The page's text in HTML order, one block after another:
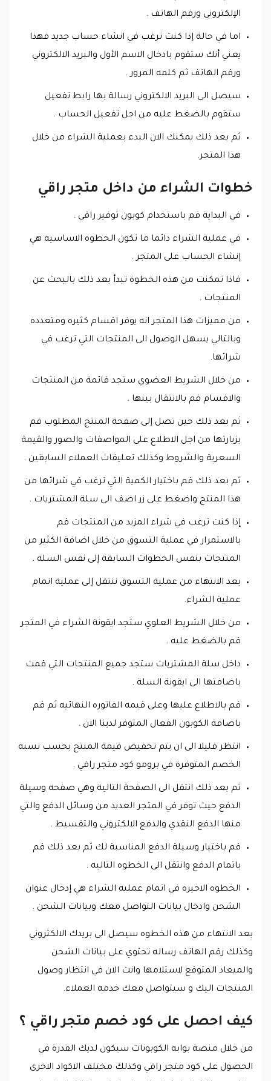
الإلكتروني ورقم الهاتف .
اما في حالة إذا كنت ترغب في انشاء حساب جديد فهذا
يعني أنك ستقوم بادخال الاسم الأول والبريد الالكتروني
ورقم الهاتف ثم كلمه المرور .
سيصل الى البريد الالكتروني رسالة بها رابط تفعيل
ستقوم بالضغط عليه من اجل تفعيل الحساب .
ثم بعد ذلك يمكنك الان البدء بعملية الشراء من خلال
هذا المتجر.
خطوات الشراء من داخل متجر راقي
في البداية قم باستخدام كوبون توفير راقي .
في عملية الشراء دائما ما تكون الخطوه الاساسيه هي
إنشاء الحساب على المتجر .
فاذا تمكنت من هذه الخطوة تبدأ بعد ذلك بالبحث عن
المنتجات .
من مميزات هذا المتجر انه يوفر اقسام كثيره ومتعدده
وبالتالي يسهل الوصول الى المنتجات التي ترغب في
شرائها.
من خلال الشريط العضوي ستجد قائمة من المنتجات
والاقسام قم بالانتقال بينها .
ثم بعد ذلك حين تصل إلى صفحة المنتج المطلوب قم
بزيارتها من اجل الاطلاع على المواصفات والصور والقيمة
السعرية والشروط وكذلك تعليقات العملاء السابقين .
ثم بعد ذلك قم باختيار الكمية التي ترغب في شرائها من
هذا المنتج واضغط على زر اضف الى سلة المشتريات .
إذا كنت ترغب في شراء المزيد من المنتجات قم
بالاستمرار في عملية التسوق من خلال اضافة الكثير من
المنتجات بنفس الخطوات السابقة إلى نفس السلة .
بعد الانتهاء من عملية التسوق ننتقل إلى عملية اتمام
عملية الشراء.
من خلال الشريط العلوي ستجد ايقونة الشراء في المتجر
قم بالضغط عليه .
داخل سلة المشتريات ستجد جميع المنتجات التي قمت
باضافتها الى ايقونة السلة .
قم بالاطلاع عليها وعلى قيمه الفاتوره النهائيه ثم قم
باضافة الكوبون الفعال المتوفر لدينا الان .
انتظر قليلا الى ان يتم تخفيض قيمة المنتج بحسب نسبه
الخصم المتوفرة في برومو كود متجر راقي .
ثم بعد ذلك انتقل الى الصفحة التالية وهي صفحه وسيلة
الدفع حيث توفر في المتجر العديد من وسائل الدفع والتي
منها الدفع النقدي والدفع الالكتروني والتقسيط .
قم باختيار وسيلة الدفع المناسبة لك ثم بعد ذلك قم
باتمام الدفع وانتقل الى الخطوه التاليه .
الخطوه الاخيره في اتمام عمليه الشراء هي إدخال عنوان
الشحن وادخال بيانات التواصل معك وبيانات الشحن .
بعد الانتهاء من هذه الخطوه سيصل الى بريدك الالكتروني
وكذلك رقم الهاتف رساله تحتوي على بيانات الشحن
والميعاد المتوقع لاستلامها وانت الان في انتظار وصول
المنتجات اليك و سيتواصل معك خدمه العملاء.
كيف احصل على كود خصم متجر راقي ؟
من خلال منصة بوابه الكوبونات سيكون لديك القدرة في
الحصول على كود متجر راقي وكذلك مختلف الاكواد الاخرى